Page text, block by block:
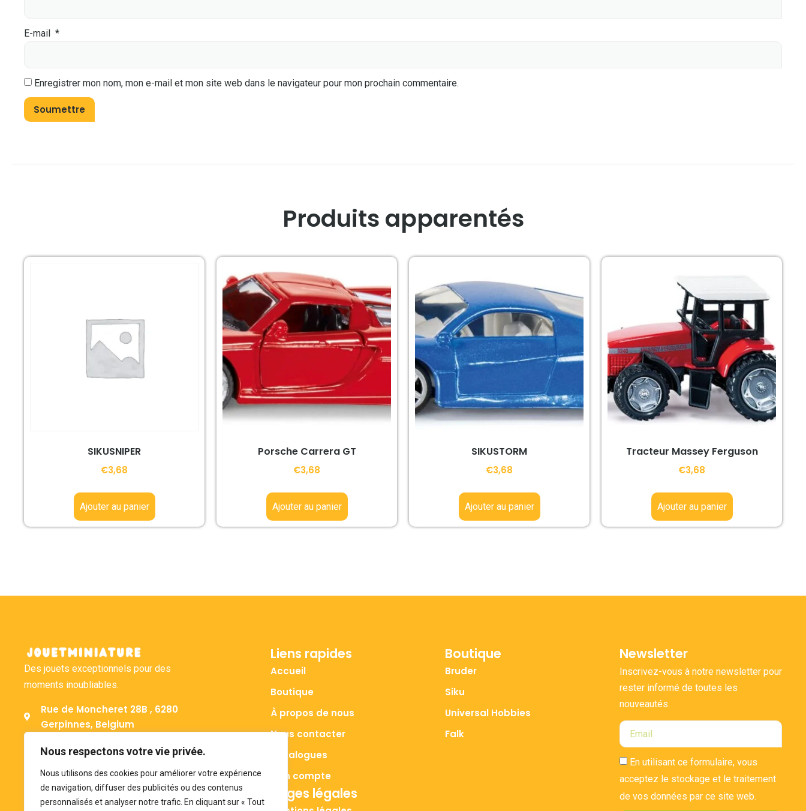
Nous respectons votre vie privée.
Nous utilisons des cookies pour améliorer votre expérience
de navigation, diffuser des publicités ou des contenus
personnalisés et analyser notre trafic. En cliquant sur « Tout
E-mail *
Enregistrer mon nom, mon e-mail et mon site web dans le navigateur pour mon prochain commentaire.
Produits apparentés
SIKUSNIPER
€3,68
Ajouter au panier
Porsche Carrera GT
€3,68
Ajouter au panier
SIKUSTORM
€3,68
Ajouter au panier
Tracteur Massey Ferguson
€3,68
Ajouter au panier
Des jouets exceptionnels pour des
moments inoubliables.
Rue de Moncheret 28B , 6280
Gerpinnes, Belgium
bonjour@jouetminiature.com
BE 0793.946.582
Liens rapides
Accueil
Boutique
À propos de nous
Nous contacter
Catalogues
Mon compte
Pages légales
Boutique
Bruder
Siku
Universal Hobbies
Falk
Newsletter
Inscrivez-vous à notre newsletter pour
rester informé de toutes les
nouveautés.
En utilisant ce formulaire, vous
acceptez le stockage et le traitement
de vos données par ce site web.